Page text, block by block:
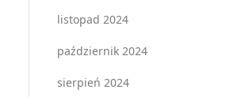
listopad 2024
październik 2024
sierpień 2024